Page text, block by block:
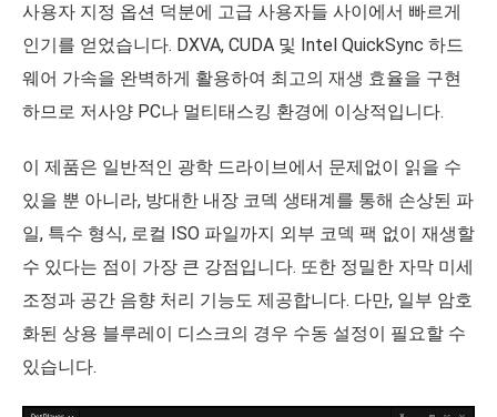
사용자 지정 옵션 덕분에 고급 사용자들 사이에서 빠르게
인기를 얻었습니다. DXVA, CUDA 및 Intel QuickSync 하드
웨어 가속을 완벽하게 활용하여 최고의 재생 효율을 구현
하므로 저사양 PC나 멀티태스킹 환경에 이상적입니다.
이 제품은 일반적인 광학 드라이브에서 문제없이 읽을 수
있을 뿐 아니라, 방대한 내장 코덱 생태계를 통해 손상된 파
일, 특수 형식, 로컬 ISO 파일까지 외부 코덱 팩 없이 재생할
수 있다는 점이 가장 큰 강점입니다. 또한 정밀한 자막 미세
조정과 공간 음향 처리 기능도 제공합니다. 다만, 일부 암호
화된 상용 블루레이 디스크의 경우 수동 설정이 필요할 수
있습니다.